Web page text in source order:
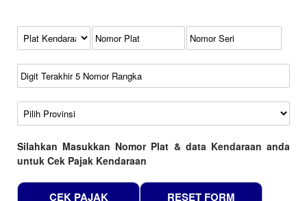
Kode Plat Kendaraan
No Plat
No Seri
No Rangka
Wilayah
Silahkan Masukkan Nomor Plat & data Kendaraan anda
untuk Cek Pajak Kendaraan